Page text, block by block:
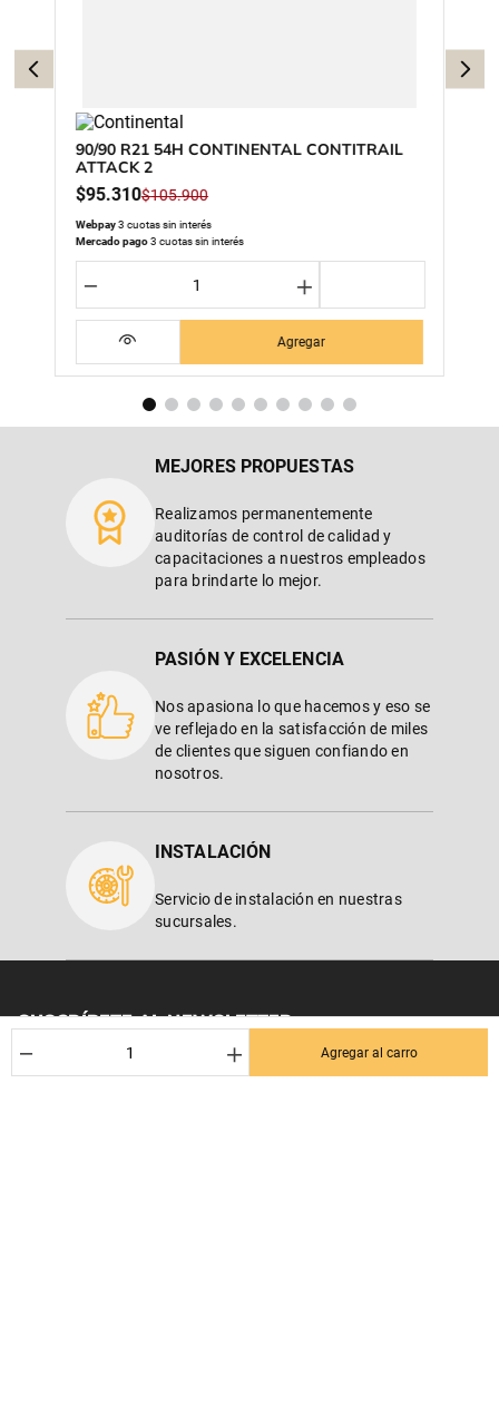
＋
－ Agregar al carro
90/90 R21 54H CONTINENTAL CONTITRAIL
ATTACK 2
$95.310$105.900
Webpay3 cuotas sin interés
Mercado pago3 cuotas sin interés
＋
－
Agregar
MEJORES PROPUESTAS
Realizamos permanentemente
auditorías de control de calidad y
capacitaciones a nuestros empleados
para brindarte lo mejor.
PASIÓN Y EXCELENCIA
Nos apasiona lo que hacemos y eso se
ve reflejado en la satisfacción de miles
de clientes que siguen confiando en
nosotros.
INSTALACIÓN
Servicio de instalación en nuestras
sucursales.
SUSCRÍBETE AL NEWSLETTER
¡Entérate de los mejores Dctos% para tu próxima compra! Y se el
primero en enterarte de las últimas noticias en tu email.